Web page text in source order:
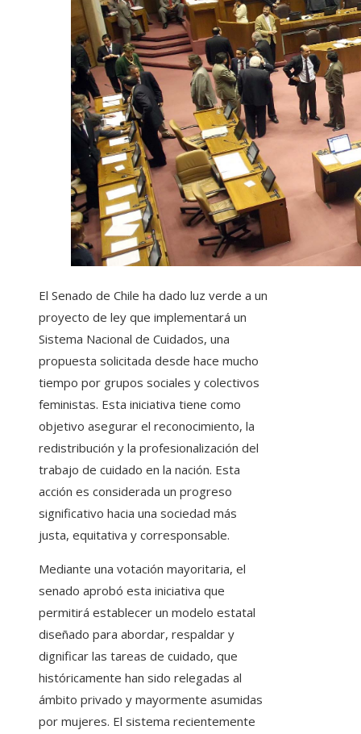
El Senado de Chile ha dado luz verde a un
proyecto de ley que implementará un
Sistema Nacional de Cuidados, una
propuesta solicitada desde hace mucho
tiempo por grupos sociales y colectivos
feministas. Esta iniciativa tiene como
objetivo asegurar el reconocimiento, la
redistribución y la profesionalización del
trabajo de cuidado en la nación. Esta
acción es considerada un progreso
significativo hacia una sociedad más
justa, equitativa y corresponsable.
Mediante una votación mayoritaria, el
senado aprobó esta iniciativa que
permitirá establecer un modelo estatal
diseñado para abordar, respaldar y
dignificar las tareas de cuidado, que
históricamente han sido relegadas al
ámbito privado y mayormente asumidas
por mujeres. El sistema recientemente